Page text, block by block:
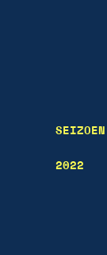
SEIZOEN
2022